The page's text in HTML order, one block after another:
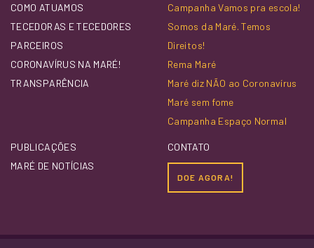
COMO ATUAMOS
TECEDORAS E TECEDORES
PARCEIROS
CORONAVÍRUS NA MARÉ!
TRANSPARÊNCIA
Campanha Vamos pra escola!
Somos da Maré. Temos
Direitos!
Rema Maré
Maré diz NÃO ao Coronavírus
Maré sem fome
Campanha Espaço Normal
PUBLICAÇÕES
MARÉ DE NOTÍCIAS
CONTATO
DOE AGORA!